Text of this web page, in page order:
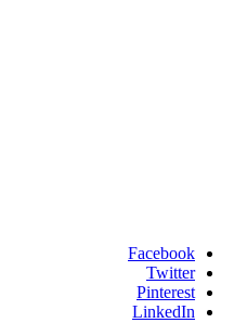
Facebook
Twitter
Pinterest
LinkedIn